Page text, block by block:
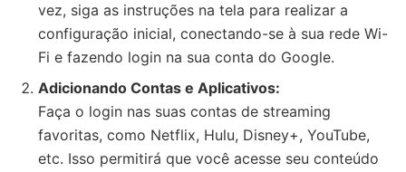
vez, siga as instruções na tela para realizar a
configuração inicial, conectando-se à sua rede Wi-
Fi e fazendo login na sua conta do Google.
Adicionando Contas e Aplicativos:
Faça o login nas suas contas de streaming
favoritas, como Netflix, Hulu, Disney+, YouTube,
etc. Isso permitirá que você acesse seu conteúdo